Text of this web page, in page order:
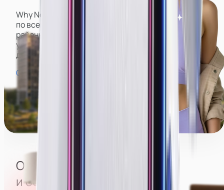
Why Not имеет большое количество вебкам-студий
по всему городу, включая центр и спальные
районы, что позволит вам подобрать наиболее
удобную и не тратить время на долгую дорогу
до работы и обратно.
Смотреть карту студий →
Отсутствие посторонних
и большого коллектива